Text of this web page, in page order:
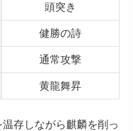
頭突き
健勝の詩
通常攻撃
黄龍舞昇
存しながら麒麟を削っ